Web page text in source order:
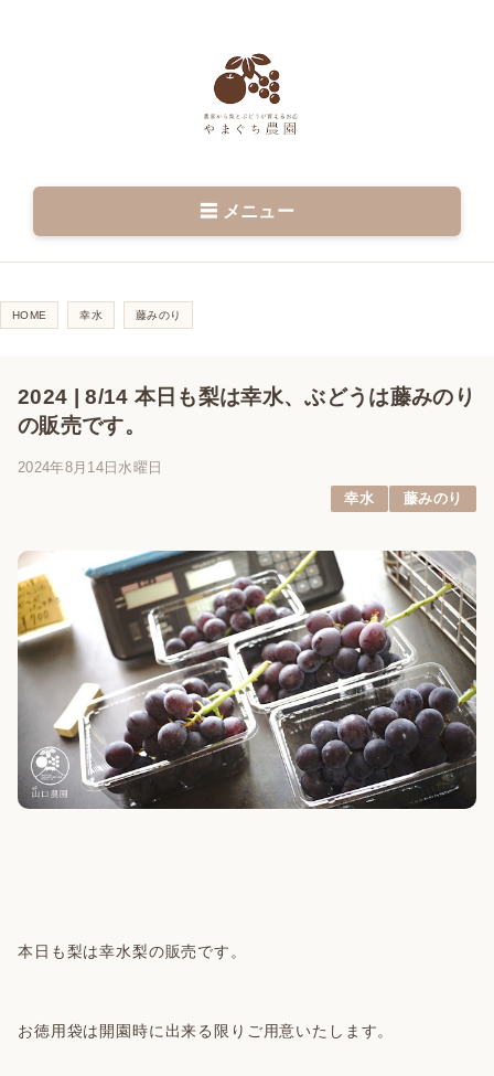
☰ メニュー
HOME 幸水 藤みのり
2024 | 8/14 本日も梨は幸水、ぶどうは藤みのり
の販売です。
2024年8月14日水曜日
幸水
藤みのり
本日も梨は幸水梨の販売です。
お徳用袋は開園時に出来る限りご用意いたします。